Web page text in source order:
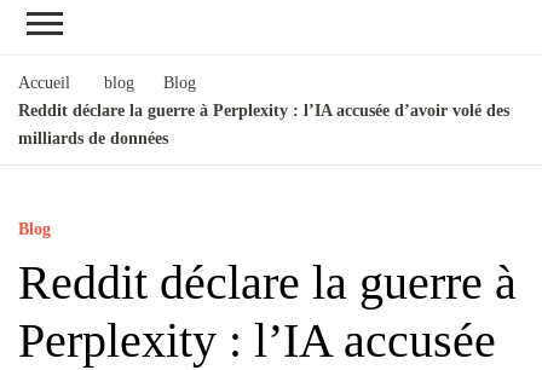
Accueil blog
Blog
Reddit déclare la guerre à Perplexity : l’IA accusée d’avoir volé des
milliards de données
Blog
Reddit déclare la guerre à
Perplexity : l’IA accusée